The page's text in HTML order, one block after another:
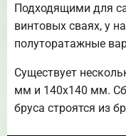
Подходящими для
винтовых сваях, у
полуторатажные
Существует
мм и 140х140 мм.
бруса строятся из